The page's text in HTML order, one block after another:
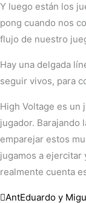
Y luego están los
pong cuando nos
flujo de nuestro
Hay una delgada
seguir vivos, para
High Voltage es
jugador. Barajando
emparejar estos
jugamos a ejercitar
realmente cuenta
AntEduardo y